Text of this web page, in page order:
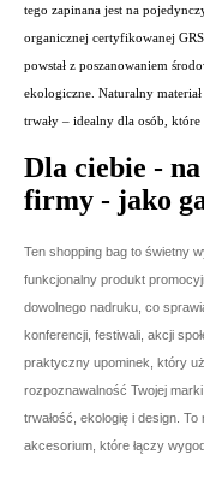
tego zapinana jest na
organicznej certyfikowanej
powstał z poszanowaniem
ekologiczne. Naturalny
trwały – idealny dla osób,
Dla ciebie -
firmy - jako
Ten shopping bag to świetny
funkcjonalny produkt
dowolnego nadruku, co
konferencji, festiwali, akcji
praktyczny upominek, który
rozpoznawalność Twojej
trwałość, ekologię i design.
akcesorium, które łączy